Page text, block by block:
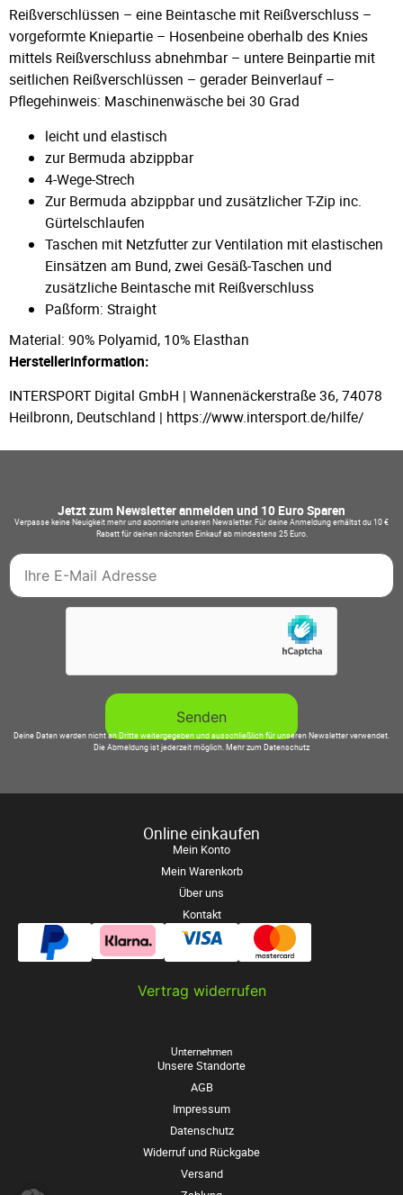
Reißverschlüssen – eine Beintasche mit Reißverschluss –
vorgeformte Kniepartie – Hosenbeine oberhalb des Knies
mittels Reißverschluss abnehmbar – untere Beinpartie mit
seitlichen Reißverschlüssen – gerader Beinverlauf –
Pflegehinweis: Maschinenwäsche bei 30 Grad
leicht und elastisch
zur Bermuda abzippbar
4-Wege-Strech
Zur Bermuda abzippbar und zusätzlicher T-Zip inc.
Gürtelschlaufen
Taschen mit Netzfutter zur Ventilation mit elastischen
Einsätzen am Bund, zwei Gesäß-Taschen und
zusätzliche Beintasche mit Reißverschluss
Paßform: Straight
Material: 90% Polyamid, 10% Elasthan
Herstellerinformation:
INTERSPORT Digital GmbH | Wannenäckerstraße 36, 74078
Heilbronn, Deutschland | https://www.intersport.de/hilfe/
Jetzt zum Newsletter anmelden und 10 Euro Sparen
Verpasse keine Neuigkeit mehr und abonniere unseren Newsletter. Für deine Anmeldung erhältst du 10 €
Rabatt für deinen nächsten Einkauf ab mindestens 25 Euro.
Deine Daten werden nicht an Dritte weitergegeben und ausschließlich für unseren Newsletter verwendet.
Die Abmeldung ist jederzeit möglich.Mehr zum Datenschutz
Online einkaufen
Mein Konto
Mein Warenkorb
Über uns
Kontakt
Vertrag widerrufen
Unternehmen
Unsere Standorte
AGB
Impressum
Datenschutz
Widerruf und Rückgabe
Versand